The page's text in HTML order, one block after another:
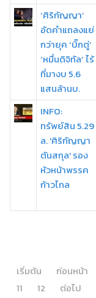
‘ศิริกัญญา’
อัดคำแถลงแย่
กว่ายุค ‘บิ๊กตู่’
‘หมื่นดิจิทัล’ ไร้
ที่มางบ 5.6
แสนล้านบ.
INFO:
ทรัพย์สิน 5.29
ล. 'ศิริกัญญา
ตันสกุล' รอง
หัวหน้าพรรค
ก้าวไกล
เริ่มต้น ก่อนหน้า
11
12 ต่อไป